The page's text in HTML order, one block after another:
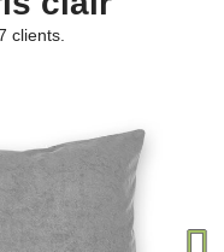
clients.